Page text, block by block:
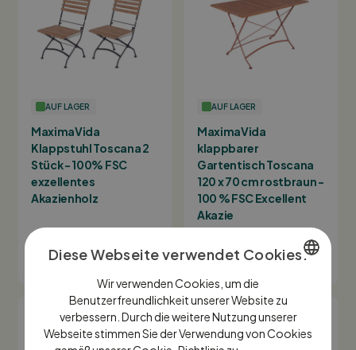
AUF LAGER
MaximaVida
Klappstuhl Toscana 2
Stück - 100% FSC
exzellentes
Akazienholz
149,-
AUF LAGER
MaximaVida
klappbarer
Gartentisch Toscana
120 x 70 cm rostbraun -
100 % FSC Excellent
Akazie
199,-
ENGLISH
Diese Webseite verwendet Cookies.
Wir verwenden Cookies, um die
Benutzerfreundlichkeit unserer Website zu
verbessern. Durch die weitere Nutzung unserer
Webseite stimmen Sie der Verwendung von Cookies